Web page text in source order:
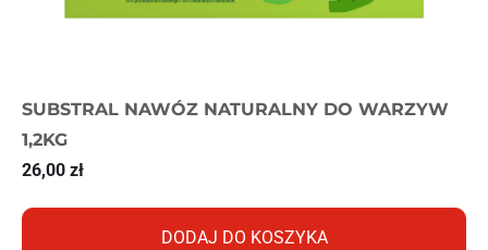
SUBSTRAL NAWÓZ NATURALNY DO WARZYW
1,2KG
26,00 zł
DODAJ DO KOSZYKA